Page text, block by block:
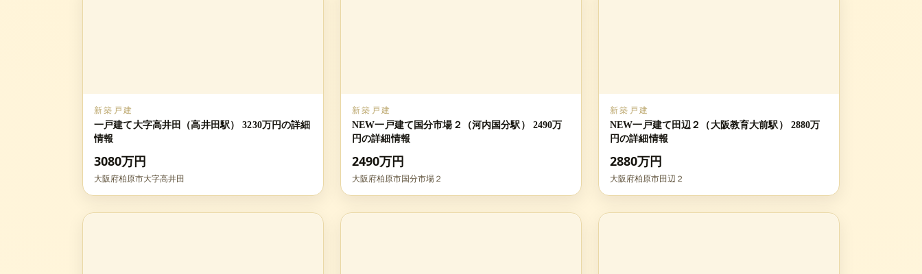
新築戸建
一戸建て大字高井田（高井田駅） 3230万円の詳細
情報
3080万円
大阪府柏原市大字高井田
新築戸建
NEW一戸建て国分市場２（河内国分駅） 2490万
円の詳細情報
2490万円
大阪府柏原市国分市場２
新築戸建
NEW一戸建て田辺２（大阪教育大前駅） 2880万
円の詳細情報
2880万円
大阪府柏原市田辺２